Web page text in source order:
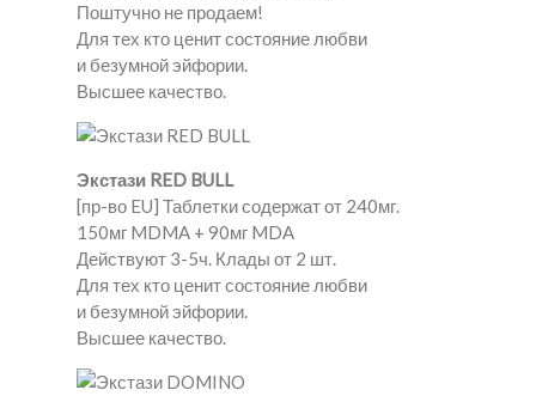
Поштучно не продаем!
Для тех кто ценит состояние любви
и безумной эйфории.
Высшее качество.
Экстази RED BULL
[пр-во EU] Таблетки содержат от 240мг.
150мг MDMA + 90мг MDA
Действуют 3-5ч. Клады от 2 шт.
Для тех кто ценит состояние любви
и безумной эйфории.
Высшее качество.